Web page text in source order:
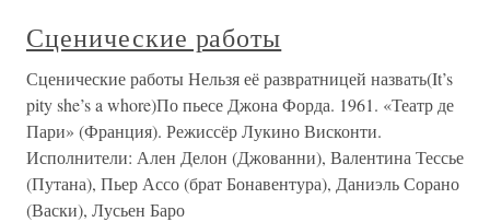
Сценические работы
Сценические работы Нельзя её развратницей назвать(It’s
pity she’s a whore)По пьесе Джона Форда. 1961. «Театр де
Пари» (Франция). Режиссёр Лукино Висконти.
Исполнители: Ален Делон (Джованни), Валентина Тессье
(Путана), Пьер Ассо (брат Бонавентура), Даниэль Сорано
(Васки), Лусьен Баро